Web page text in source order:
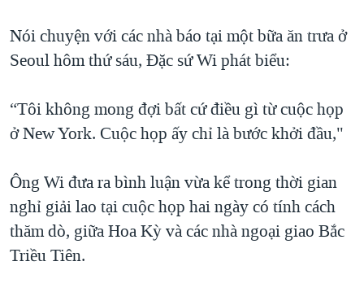
Nói chuyện với các nhà báo tại một bữa ăn trưa ở
Seoul hôm thứ sáu, Đặc sứ Wi phát biểu:
“Tôi không mong đợi bất cứ điều gì từ cuộc họp
ở New York. Cuộc họp ấy chỉ là bước khởi đầu,"
Ông Wi đưa ra bình luận vừa kể trong thời gian
nghỉ giải lao tại cuộc họp hai ngày có tính cách
thăm dò, giữa Hoa Kỳ và các nhà ngoại giao Bắc
Triều Tiên.